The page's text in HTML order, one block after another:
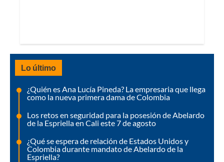
Lo último
¿Quién es Ana Lucía Pineda? La empresaria que llega
como la nueva primera dama de Colombia
Los retos en seguridad para la posesión de Abelardo
de la Espriella en Cali este 7 de agosto
¿Qué se espera de relación de Estados Unidos y
Colombia durante mandato de Abelardo de la
Espriella?